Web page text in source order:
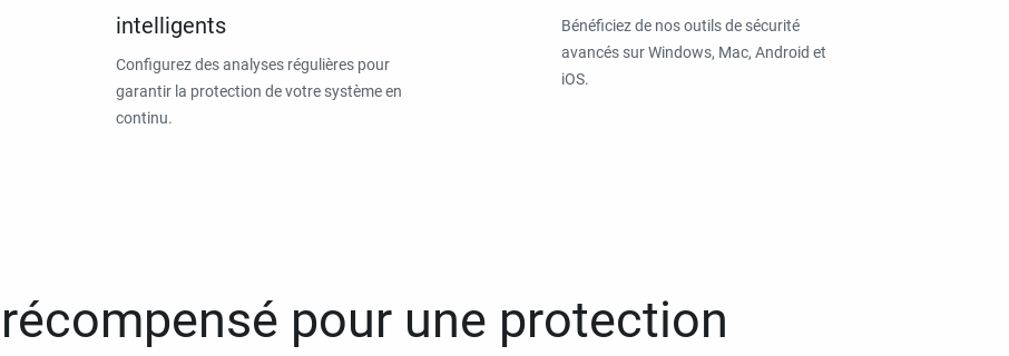
intelligents
Configurez des analyses régulières pour
garantir la protection de votre système en
continu.
Bénéficiez de nos outils de sécurité
avancés sur Windows, Mac, Android et
iOS.
pour une protection